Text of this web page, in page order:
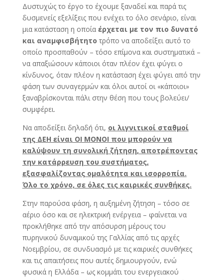
Δυστυχώς το έργο το έχουμε ξαναδεί και παρά τις
δυσμενείς εξελίξεις που ενέχει το όλο σενάριο, είναι
μια κατάσταση η οποία έρχεται με τον πιο δυνατό
και αναμφισβήτητο τρόπο να αποδείξει αυτό το
οποίο προσπαθούν – τόσο επίμονα και συστηματικά –
να απαξιώσουν κάποιοι όταν πλέον έχει φύγει ο
κίνδυνος, όταν πλέον η κατάσταση έχει φύγει από την
φάση των συναγερμών και όλοι αυτοί οι «κάποιοι»
ξαναβρίσκονται πάλι στην θέση που τους βολεύει/
συμφέρει.
Να αποδείξει δηλαδή ότι, οι λιγνιτικοί σταθμοί
της ΔΕΗ είναι ΟΙ ΜΟΝΟΙ που μπορούν να
καλύψουν τη συνολική ζήτηση, αποτρέποντας
την κατάρρευση του συστήματος,
εξασφαλίζοντας ομαλότητα και ισορροπία.
Όλο το χρόνο, σε όλες τις καιρικές συνθήκες.
Στην παρούσα φάση, η αυξημένη ζήτηση – τόσο σε
αέριο όσο και σε ηλεκτρική ενέργεια – φαίνεται να
προκλήθηκε από την απόσυρση μέρους του
πυρηνικού δυναμικού της Γαλλίας από τις αρχές
Νοεμβρίου, σε συνδυασμό με τις καιρικές συνθήκες
και τις απαιτήσεις που αυτές δημιουργούν, ενώ
φυσικά η Ελλάδα – ως κομμάτι του ενεργειακού